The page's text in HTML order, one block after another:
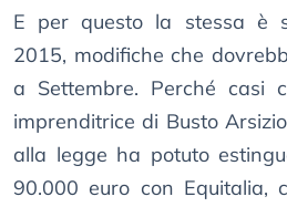
E per questo la stessa è
2015, modifiche che
a Settembre. Perché casi
imprenditrice di Busto
alla legge ha potuto
90.000 euro con Equitalia,